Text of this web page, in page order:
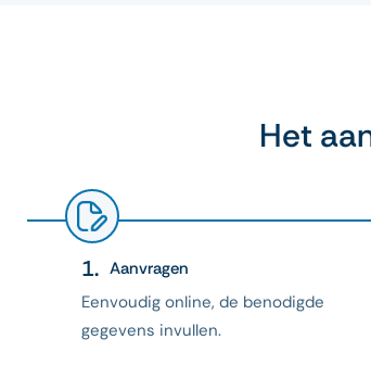
Het
Aanvragen
Eenvoudig online, de benodigde
gegevens invullen.